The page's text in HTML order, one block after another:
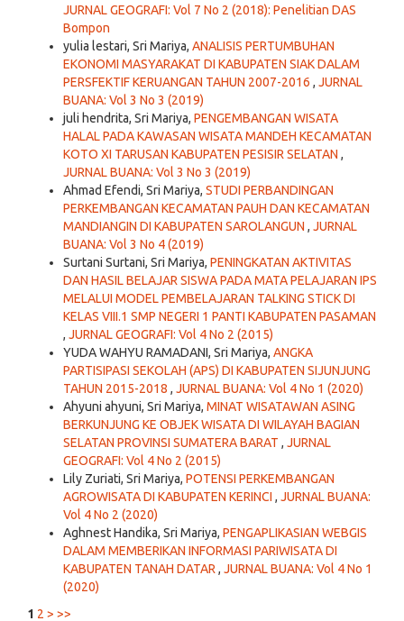
JURNAL GEOGRAFI: Vol 7 No 2 (2018): Penelitian DAS
Bompon
yulia lestari, Sri Mariya, ANALISIS PERTUMBUHAN
EKONOMI MASYARAKAT DI KABUPATEN SIAK DALAM
PERSFEKTIF KERUANGAN TAHUN 2007-2016 , JURNAL
BUANA: Vol 3 No 3 (2019)
juli hendrita, Sri Mariya, PENGEMBANGAN WISATA
HALAL PADA KAWASAN WISATA MANDEH KECAMATAN
KOTO XI TARUSAN KABUPATEN PESISIR SELATAN ,
JURNAL BUANA: Vol 3 No 3 (2019)
Ahmad Efendi, Sri Mariya, STUDI PERBANDINGAN
PERKEMBANGAN KECAMATAN PAUH DAN KECAMATAN
MANDIANGIN DI KABUPATEN SAROLANGUN , JURNAL
BUANA: Vol 3 No 4 (2019)
Surtani Surtani, Sri Mariya, PENINGKATAN AKTIVITAS
DAN HASIL BELAJAR SISWA PADA MATA PELAJARAN IPS
MELALUI MODEL PEMBELAJARAN TALKING STICK DI
KELAS VIII.1 SMP NEGERI 1 PANTI KABUPATEN PASAMAN
, JURNAL GEOGRAFI: Vol 4 No 2 (2015)
YUDA WAHYU RAMADANI, Sri Mariya, ANGKA
PARTISIPASI SEKOLAH (APS) DI KABUPATEN SIJUNJUNG
TAHUN 2015-2018 , JURNAL BUANA: Vol 4 No 1 (2020)
Ahyuni ahyuni, Sri Mariya, MINAT WISATAWAN ASING
BERKUNJUNG KE OBJEK WISATA DI WILAYAH BAGIAN
SELATAN PROVINSI SUMATERA BARAT , JURNAL
GEOGRAFI: Vol 4 No 2 (2015)
Lily Zuriati, Sri Mariya, POTENSI PERKEMBANGAN
AGROWISATA DI KABUPATEN KERINCI , JURNAL BUANA:
Vol 4 No 2 (2020)
Aghnest Handika, Sri Mariya, PENGAPLIKASIAN WEBGIS
DALAM MEMBERIKAN INFORMASI PARIWISATA DI
KABUPATEN TANAH DATAR , JURNAL BUANA: Vol 4 No 1
(2020)
1 2 > >>